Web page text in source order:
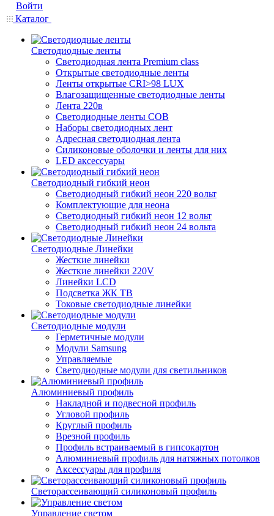
Войти
Каталог
Светодиодные ленты
Светодиодная лента Premium class
Открытые светодиодные ленты
Ленты открытые CRI>98 LUX
Влагозащищенные светодиодные ленты
Лента 220в
Светодиодные ленты COB
Наборы светодиодных лент
Адресная светодиодная лента
Силиконовые оболочки и ленты для них
LED аксессуары
Светодиодный гибкий неон
Светодиодный гибкий неон 220 вольт
Комплектующие для неона
Светодиодный гибкий неон 12 вольт
Светодиодный гибкий неон 24 вольта
Светодиодные Линейки
Жесткие линейки
Жесткие линейки 220V
Линейки LCD
Подсветка ЖК ТВ
Токовые светодиодные линейки
Светодиодные модули
Герметичные модули
Модули Samsung
Управляемые
Светодиодные модули для светильников
Алюминиевый профиль
Накладной и подвесной профиль
Угловой профиль
Круглый профиль
Врезной профиль
Профиль встраиваемый в гипсокартон
Алюминиевый профиль для натяжных потолков
Аксессуары для профиля
Светорассеивающий силиконовый профиль
Управление светом